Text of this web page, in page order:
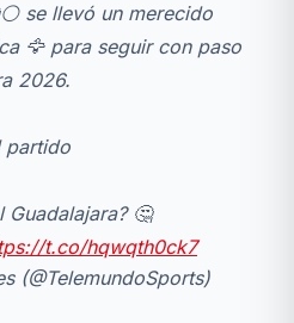
se llevó un merecido
🦅 para seguir con paso
2026.
partido
🤔
t.co/hqwqth0ck7
(@TelemundoSports)